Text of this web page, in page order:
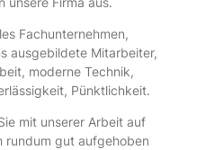
Fachunternehmen,
ausgebildete Mitarbeiter,
moderne Technik,
Pünktlichkeit.
mit unserer Arbeit auf
rundum gut aufgehoben